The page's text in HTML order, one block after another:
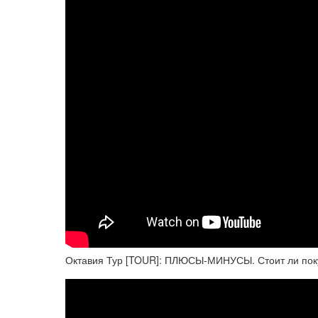
Октавия Тур [TOUR]: ПЛЮСЫ-МИНУСЫ. Стоит ли